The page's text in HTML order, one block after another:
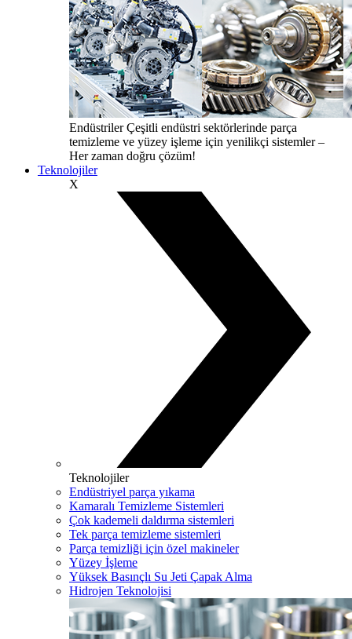
EndüstrilerÇeşitli endüstri sektörlerinde parça
temizleme ve yüzey işleme için yenilikçi sistemler –
Her zaman doğru çözüm!
Teknolojiler
X
Teknolojiler
Endüstriyel parça yıkama
Kamaralı Temizleme Sistemleri
Çok kademeli daldırma sistemleri
Tek parça temizleme sistemleri
Parça temizliği için özel makineler
Yüzey İşleme
Yüksek Basınçlı Su Jeti Çapak Alma
Hidrojen Teknolojisi